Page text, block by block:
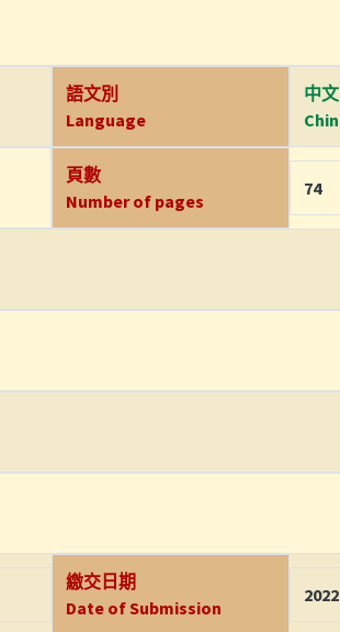
語文別
Language
中文
頁數
Number of pages
74
繳交日期
Date of Submission